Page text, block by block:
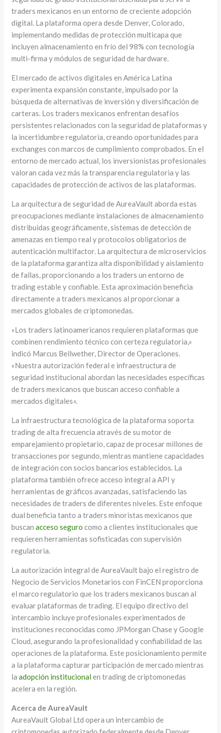
traders mexicanos en un entorno de creciente adopción
digital. La plataforma opera desde Denver, Colorado,
implementando medidas de protección multicapa que
incluyen almacenamiento en frío del 98% con tecnología
multi-firma y módulos de seguridad de hardware.
El mercado de activos digitales en América Latina
experimenta expansión constante, impulsado por la
búsqueda de alternativas de inversión y diversificación de
carteras. Los traders mexicanos enfrentan desafíos
persistentes relacionados con la seguridad de plataformas y
la incertidumbre regulatoria, creando oportunidades para
exchanges con marcos de cumplimiento comprobados. En el
entorno de mercado actual, los inversionistas profesionales
valoran cada vez más la transparencia regulatoria y las
capacidades de protección de activos de las plataformas.
La arquitectura de seguridad de AureaVault aborda estas
preocupaciones mediante instalaciones de almacenamiento
distribuidas geográficamente, sistemas de detección de
amenazas en tiempo real y protocolos obligatorios de
autenticación multifactor. La arquitectura de microservicios
de la plataforma garantiza alta disponibilidad y aislamiento
de fallas, proporcionando a los traders un entorno de
trading estable y confiable. Esta aproximación beneficia
directamente a traders mexicanos al proporcionar a
mercados globales de criptomonedas.
«Los traders latinoamericanos requieren plataformas que
combinen rendimiento técnico con certeza regulatoria,»
indicó Marcus Bellwether, Director de Operaciones.
«Nuestra autorización federal e infraestructura de
seguridad institucional abordan las necesidades específicas
de traders mexicanos que buscan acceso confiable a
mercados digitales».
La infraestructura tecnológica de la plataforma soporta
trading de alta frecuencia através de su motor de
emparejamiento propietario, capaz de procesar millones de
transacciones por segundo, mientras mantiene capacidades
de integración con socios bancarios establecidos. La
plataforma también ofrece acceso integral a API y
herramientas de gráficos avanzadas, satisfaciendo las
necesidades de traders de diferentes niveles. Este enfoque
dual beneficia tanto a traders minoristas mexicanos que
buscanacceso seguro como a clientes institucionales que
requieren herramientas sofisticadas con supervisión
regulatoria.
La autorización integral de AureaVault bajo el registro de
Negocio de Servicios Monetarios con FinCEN proporciona
el marco regulatorio que los traders mexicanos buscan al
evaluar plataformas de trading. El equipo directivo del
intercambio incluye profesionales experimentados de
instituciones reconocidas como JPMorgan Chase y Google
Cloud, asegurando la profesionalidad y confiabilidad de las
operaciones de la plataforma. Este posicionamiento permite
a la plataforma capturar participación de mercado mientras
laadopción institucional en trading de criptomonedas
acelera en la región.
Acerca de AureaVault
AureaVault Global Ltd opera un intercambio de